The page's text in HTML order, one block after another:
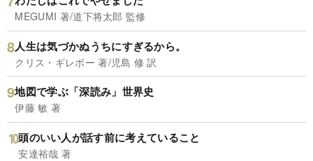
MEGUMI 著/道下将太郎 監修
人生は気づかぬうちにすぎるから。
クリス・ギレボー 著/児島 修 訳
地図で学ぶ「深読み」世界史
伊藤 敏 著
頭のいい人が話す前に考えていること
安達裕哉 著